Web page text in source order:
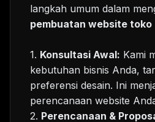
langkah umum dalam
pembuatan website toko
1. Konsultasi Awal: Kami
kebutuhan bisnis Anda,
preferensi desain. Ini
perencanaan website
2. Perencanaan &